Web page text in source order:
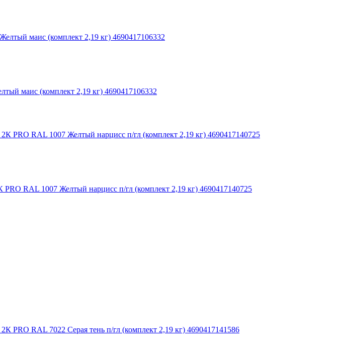
маис (комплект 2,19 кг) 4690417106332
RAL 1007 Желтый нарцисс п/гл (комплект 2,19 кг) 4690417140725